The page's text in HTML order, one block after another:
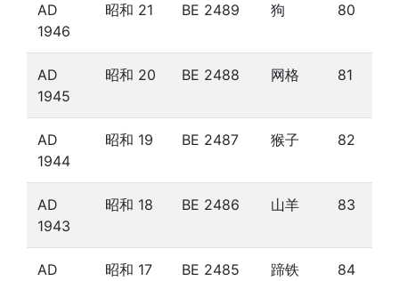
AD
1946
昭和 21 BE 2489 狗 80
AD
1945
昭和 20 BE 2488 网格 81
AD
1944
昭和 19 BE 2487 猴子 82
AD
1943
昭和 18 BE 2486 山羊 83
AD
昭和 17 BE 2485 蹄铁 84